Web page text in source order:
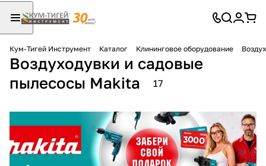
Кум-Тигей Инструмент Каталог Клининговое оборудование
Воздуходувки и садовые
пылесосы Makita
17
Для клиентов всех банков
Разбейте
оплатуна части
без переплат